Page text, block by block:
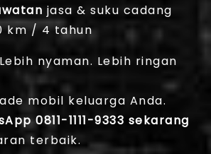
jasa & suku cadang
km / 4 tahun
nyaman. Lebih ringan
mobil keluarga Anda.
0811-1111-9333 sekarang
terbaik.